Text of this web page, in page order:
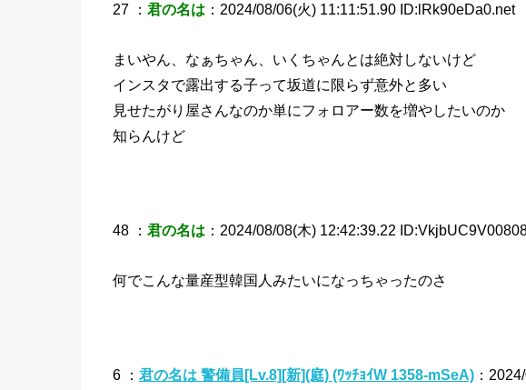
27 ： 君の名は ：2024/08/06(火) 11:11:51.90 ID:lRk90eDa0.net
まいやん、なぁちゃん、いくちゃんとは絶対しないけど
インスタで露出する子って坂道に限らず意外と多い
見せたがり屋さんなのか単にフォロアー数を増やしたいのか
知らんけど
48 ： 君の名は ：2024/08/08(木) 12:42:39.22
何でこんな量産型韓国人みたいになっちゃったのさ
6 ： 君の名は 警備員[Lv.8][新](庭) (ﾜｯﾁｮｲW 1358-mSeA) ：